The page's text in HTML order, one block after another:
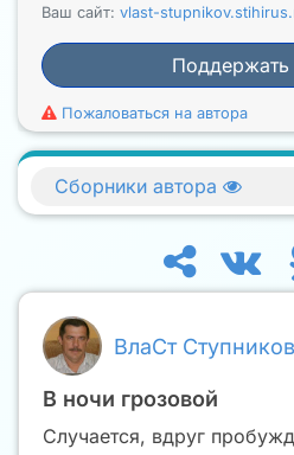
Ваш сайт: vlast-
Поддержать
Пожаловаться на автора
ВлаСт Ступников
В ночи грозовой
Случается, вдруг
Сборники автора